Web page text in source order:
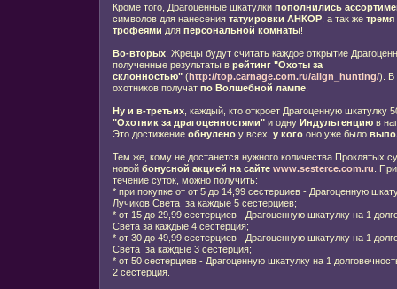
Кроме того, Драгоценные шкатулки пополнились
символов для нанесениятатуировки АНКОР, а так же тремя
трофеями для персональной комнаты!
Во-вторых, Жрецы будут считать каждое открытие
полученные результаты в рейтинг "Охоты за
склонностью"(http://top.carnage.com.ru/align_hunting/). В
охотников получат по Волшебной лампе.
Ну и в-третьих, каждый, кто откроет Драгоценную шкатулку
"Охотник за драгоценностями"и одну Индульгенциюв
Это достижение обнуленоу всех, у когооно уже было
Тем же, кому не достанется нужного количества Проклятых
новой бонусной акцией на сайте www.sesterce.com.ru .
течение суток, можно получить:
* при покупке от от 5 до 14,99 сестерциев - Драгоценную
Лучиков Света за каждые 5 сестерциев;
* от 15 до 29,99 сестерциев - Драгоценную шкатулку на 1
Света за каждые 4 сестерция;
* от 30 до 49,99 сестерциев - Драгоценную шкатулку на 1
Света за каждые 3 сестерция;
* от 50 сестерциев - Драгоценную шкатулку на 1
2 сестерция.